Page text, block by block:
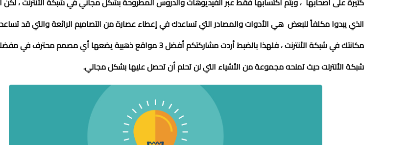
الذي يبدوا مكلفاً للبعض هي الأدوات والمصادر التي تساعدك في إعطاء عصارة من التصاميم الرائعة والتي قد
مكانتك في شبكة الأنترنت،
فلهذا بالضبط أردت مشاركتكم أفضل 3 مواقع ذهبية يضعها أي مصمم محترف
شبكة الأنترنت حيث تمنحه مجموعة من الأشياء التي لن تحلم أن تحصل عليها بشكل مجاني.